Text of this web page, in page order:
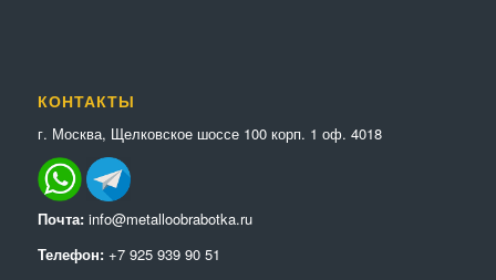
КОНТАКТЫ
г. Москва, Щелковское шоссе 100 корп. 1 оф. 4018
Почта: info@metalloobrabotka.ru
Телефон: +7 925 939 90 51